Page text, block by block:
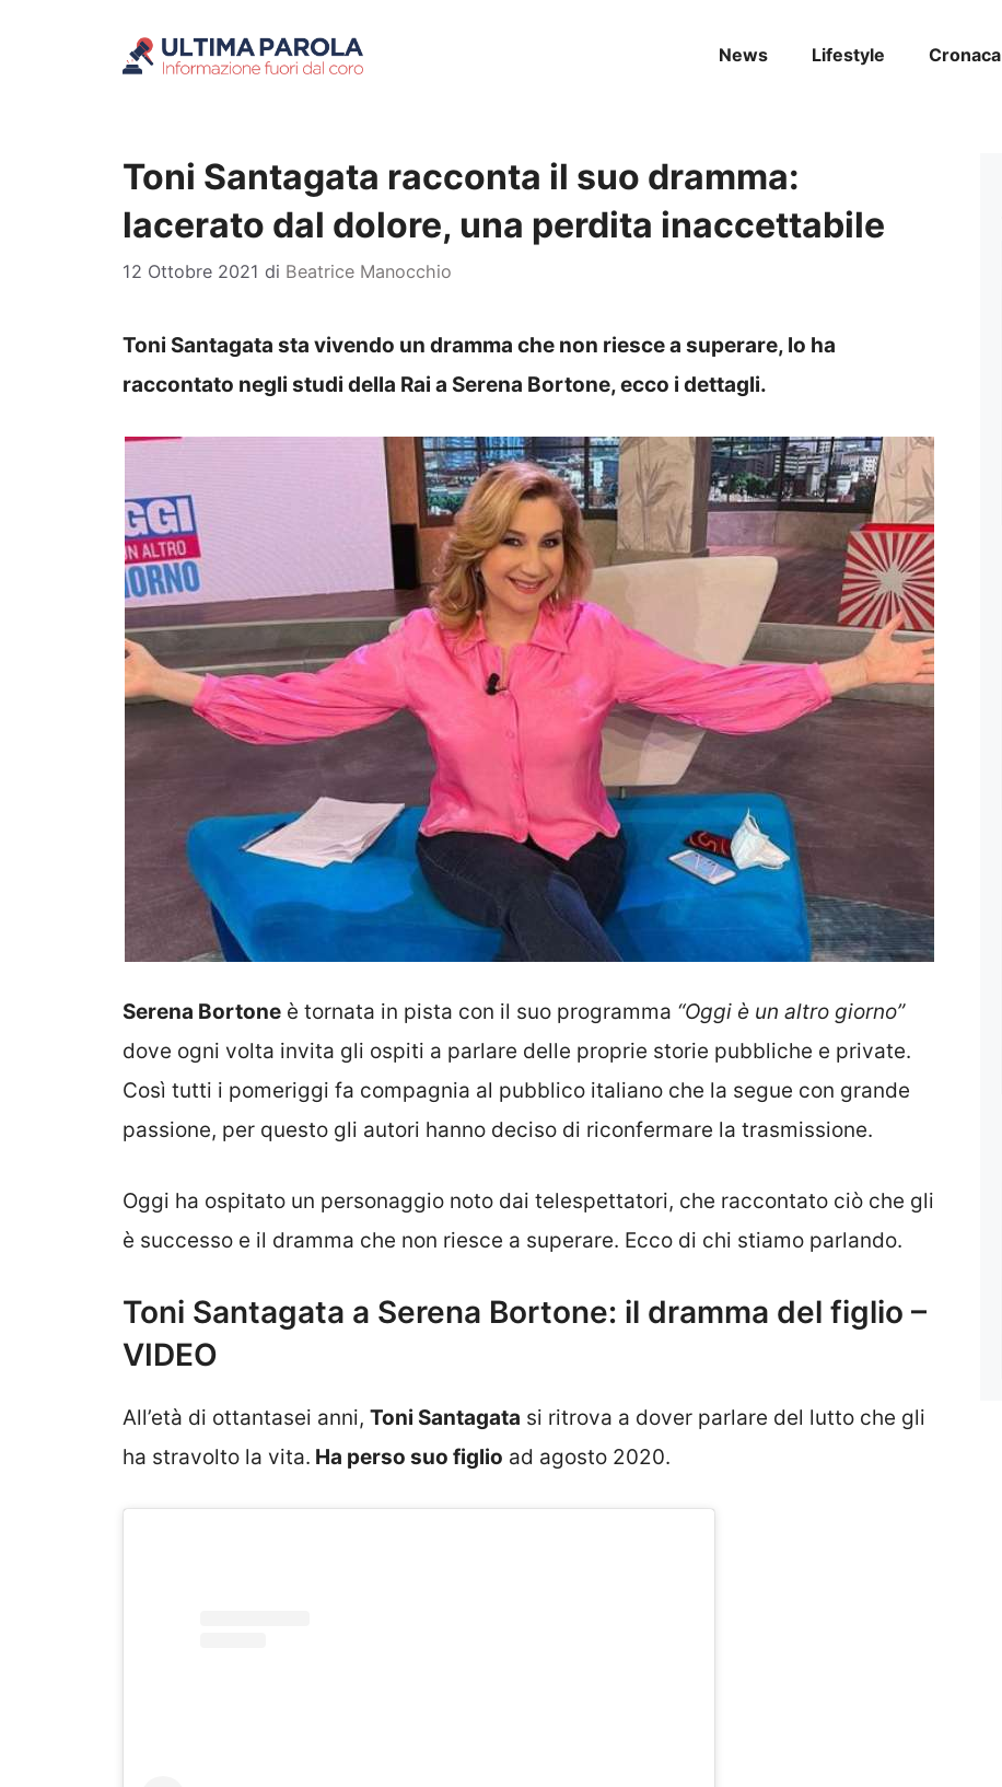
News Lifestyle Cronaca
Toni Santagata racconta il suo dramma:
lacerato dal dolore, una perdita inaccettabile
12 Ottobre 2021 di Beatrice Manocchio
Toni Santagata sta vivendo un dramma che non riesce a superare, lo ha
raccontato negli studi della Rai a Serena Bortone, ecco i dettagli.
Serena Bortone è tornata in pista con il suo programma “Oggi è un altro giorno”
dove ogni volta invita gli ospiti a parlare delle proprie storie pubbliche e private.
Così tutti i pomeriggi fa compagnia al pubblico italiano che la segue con grande
passione, per questo gli autori hanno deciso di riconfermare la trasmissione.
Oggi ha ospitato un personaggio noto dai telespettatori, che raccontato ciò che gli
è successo e il dramma che non riesce a superare. Ecco di chi stiamo parlando.
Toni Santagata a Serena Bortone: il dramma del figlio –
VIDEO
All’età di ottantasei anni, Toni Santagata si ritrova a dover parlare del lutto che gli
ha stravolto la vita. Ha perso suo figlio ad agosto 2020.